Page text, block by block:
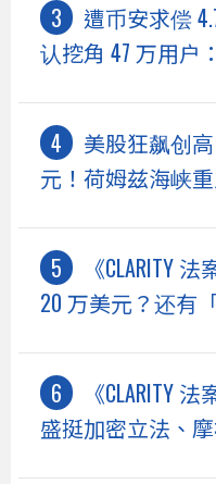
遭币安求偿
认挖角 47 万用户
美股狂飙创
元！荷姆兹海峡
《CLARITY
20 万美元？还有
《CLARITY
盛挺加密立法、